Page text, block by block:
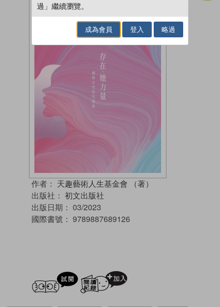
作者： 天趣藝術人生基金會 （著）
出版社： 初文出版社
出版日期： 03/2023
國際書號： 9789887689126
試閲
過」繼續瀏覽。
成為會員 登入 略過